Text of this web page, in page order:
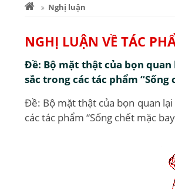
Nghị luận
NGHỊ LUẬN VỀ TÁC
Đề: Bộ mặt thật của bọn
sắc trong các tác phẩm
Đề: Bộ mặt thật của bọn quan
các tác phẩm “Sống chết mặc